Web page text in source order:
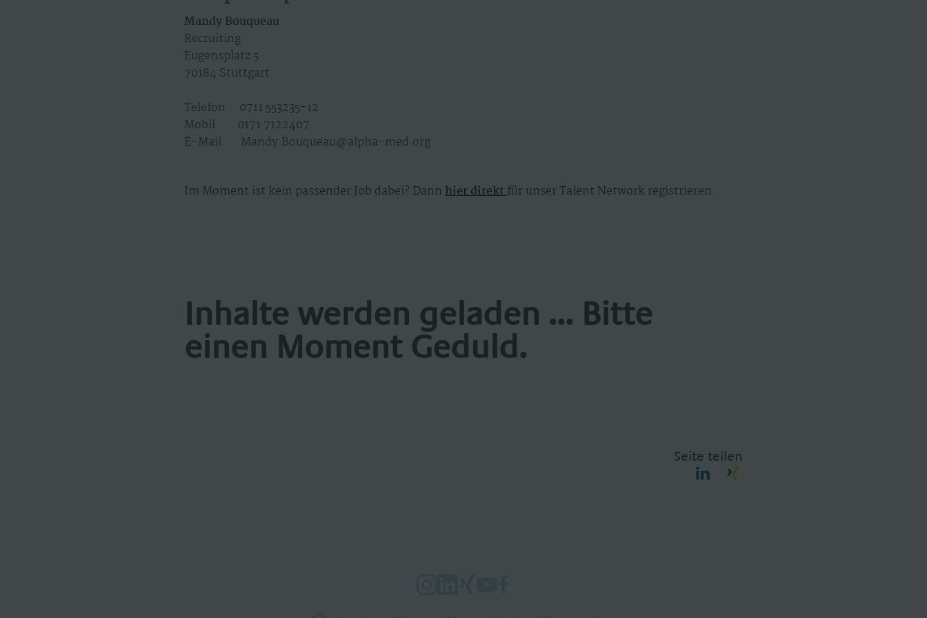
Mandy Bouqueau
Recruiting
Eugensplatz 5
70184 Stuttgart
Telefon 0711 553235-12
Mobil 0171 7122407
E-Mail Mandy.Bouqueau@alpha-med.org
Im Moment ist kein passender Job dabei? Dannhier direktfür unser Talent Network registrieren.
Inhalte werden geladen ... Bitte
einen Moment Geduld.
Seite teilen